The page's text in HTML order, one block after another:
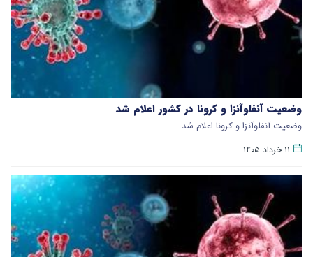
وضعیت آنفلوآنزا و کرونا در کشور اعلام شد
وضعیت آنفلوآنزا و کرونا اعلام شد
۱۱ خرداد ۱۴۰۵